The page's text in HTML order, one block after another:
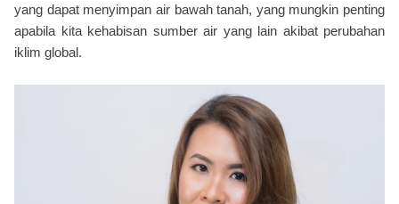
yang dapat menyimpan air bawah tanah, yang mungkin penting
apabila kita kehabisan sumber air yang lain akibat perubahan
iklim global.